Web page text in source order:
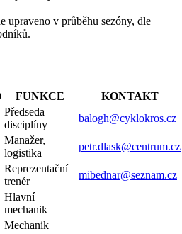
upraveno v průběhu sezóny, dle
FUNKCE
KONTAKT
Předseda
disciplíny
balogh@cyklokros.cz
Manažer,
logistika
petr.dlask@centrum.cz
Reprezentační
trenér
mibednar@seznam.cz
Hlavní
mechanik
Mechanik